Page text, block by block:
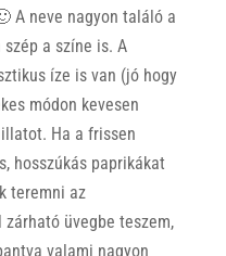
A neve nagyon találó a
a színe is. A
íze is van (jó hogy
módon kevesen
Ha a frissen
hosszúkás paprikákat
teremni az
üvegbe teszem,
valami nagyon